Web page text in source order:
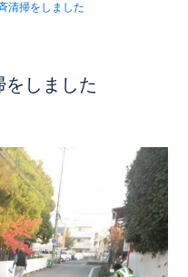
掃をしました
しました